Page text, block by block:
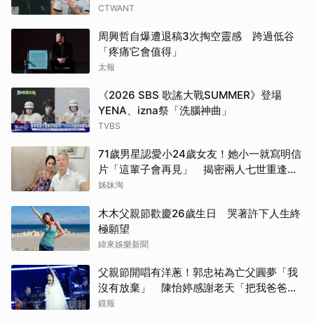
CTWANT
周興哲自爆遭退稿3次掏空靈感 跨過低谷
「疼痛它會值得」
太報
《2026 SBS 歌謠大戰SUMMER》登場
YENA、izna祭「洗腦神曲」
TVBS
71歲男星認愛小24歲女友！她小一就寫明信
片「這輩子會再見」 揭密兩人七世重逢奇
緣
姊妹淘
木木父親節歡慶26歲生日 哭著許下人生終
極願望
緯來娛樂新聞
父親節開唱有洋蔥！郭忠祐為亡父圓夢「我
沒有放棄」 陳怡婷感謝老天「把我爸爸還
給我」
鏡報